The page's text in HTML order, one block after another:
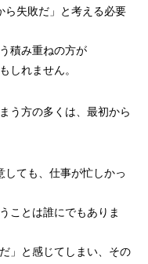
ら失敗だ」と考える必要
積み重ねの方が
しれません。
う方の多くは、最初から
しても、仕事が忙しかっ
ことは誰にでもありま
」と感じてしまい、その